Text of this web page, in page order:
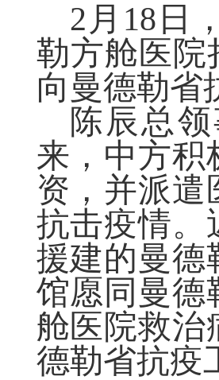
2月18日
勒方舱医院
向曼德勒省
陈辰总
来，中方积
资， 并派遣
抗击疫情。
援建的曼德
馆愿同 曼德
舱医院救治
德勒省抗疫